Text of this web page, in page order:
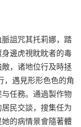
詛咒其托莉娜，踏
邊虎視眈眈者的毒
，诸地位行及時拯
，遇見形形色色的角
任務。通過製作物
民交談，搜集任为
的病情景會隨著體